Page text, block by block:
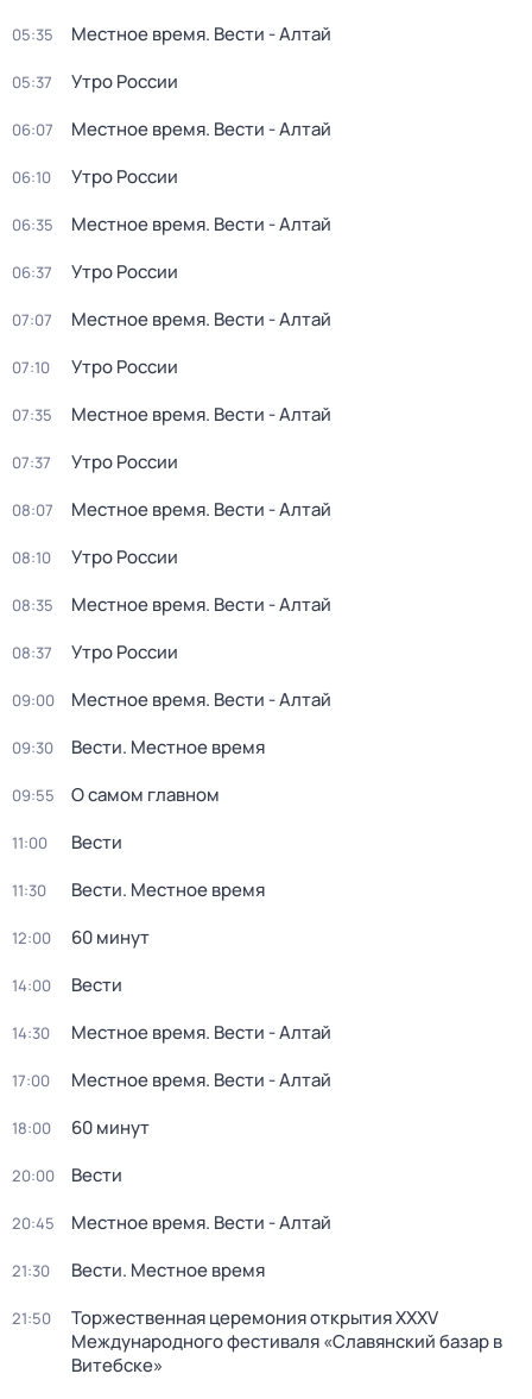
05:35 Местное время. Вести - Алтай
05:37 Утро России
06:07 Местное время. Вести - Алтай
06:10 Утро России
06:35 Местное время. Вести - Алтай
06:37 Утро России
07:07 Местное время. Вести - Алтай
07:10 Утро России
07:35 Местное время. Вести - Алтай
07:37 Утро России
08:07 Местное время. Вести - Алтай
08:10 Утро России
08:35 Местное время. Вести - Алтай
08:37 Утро России
09:00 Местное время. Вести - Алтай
09:30 Вести. Местное время
09:55 О самом главном
11:00 Вести
11:30 Вести. Местное время
12:00 60 минут
14:00 Вести
14:30 Местное время. Вести - Алтай
17:00 Местное время. Вести - Алтай
18:00 60 минут
20:00 Вести
20:45 Местное время. Вести - Алтай
21:30 Вести. Местное время
21:50
Торжественная церемония открытия XXXV
Международного фестиваля «Славянский базар в
Витебске»